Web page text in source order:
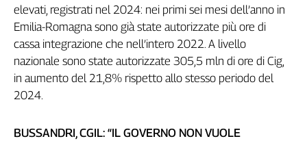
Genova,
il
sangue
della
ragione
120
anni
Collettiva
elevati, registrati nel 2024: nei primi sei mesi dell’anno in
Emilia-Romagna sono già state autorizzate più ore di
cassa integrazione che nell’intero 2022. A livello
nazionale sono state autorizzate 305,5 mln di ore di Cig,
in aumento del 21,8% rispetto allo stesso periodo del
2024.
BUSSANDRI, CGIL: “IL GOVERNO NON VUOLE